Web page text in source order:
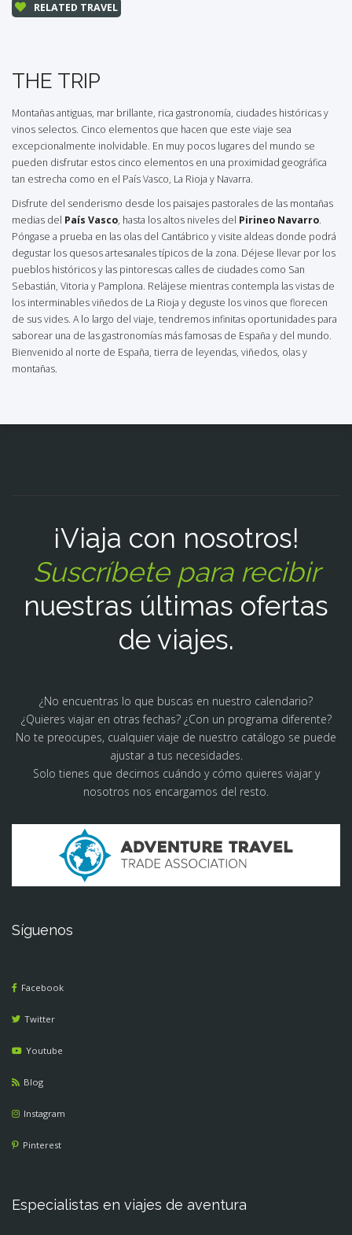
RELATED TRAVEL
THE TRIP
Montañas antiguas, mar brillante, rica gastronomía, ciudades históricas y
vinos selectos. Cinco elementos que hacen que este viaje sea
excepcionalmente inolvidable. En muy pocos lugares del mundo se
pueden disfrutar estos cinco elementos en una proximidad geográfica
tan estrecha como en el País Vasco, La Rioja y Navarra.
Disfrute del senderismo desde los paisajes pastorales de las montañas
medias del País Vasco, hasta los altos niveles del Pirineo Navarro.
Póngase a prueba en las olas del Cantábrico y visite aldeas donde podrá
degustar los quesos artesanales típicos de la zona. Déjese llevar por los
pueblos históricos y las pintorescas calles de ciudades como San
Sebastián, Vitoria y Pamplona. Relájese mientras contempla las vistas de
los interminables viñedos de La Rioja y deguste los vinos que florecen
de sus vides. A lo largo del viaje, tendremos infinitas oportunidades para
saborear una de las gastronomías más famosas de España y del mundo.
Bienvenido al norte de España, tierra de leyendas, viñedos, olas y
montañas.
¡Viaja con nosotros!
Suscríbete para recibir
nuestras últimas ofertas
de viajes.
¿No encuentras lo que buscas en nuestro calendario?
¿Quieres viajar en otras fechas? ¿Con un programa diferente?
No te preocupes, cualquier viaje de nuestro catálogo se puede
ajustar a tus necesidades.
Solo tienes que decirnos cuándo y cómo quieres viajar y
nosotros nos encargamos del resto.
Síguenos
Facebook
Twitter
Youtube
Blog
Instagram
Pinterest
Especialistas en viajes de aventura